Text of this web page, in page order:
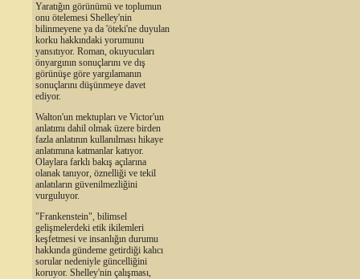
Yaratığın görünümü ve toplumun
onu ötelemesi Shelley'nin
bilinmeyene ya da 'öteki'ne duyulan
korku hakkındaki yorumunu
yansıtıyor. Roman, okuyucuları
önyargının sonuçlarını ve dış
görünüşe göre yargılamanın
sonuçlarını düşünmeye davet
ediyor.
Walton'un mektupları ve Victor'un
anlatımı dahil olmak üzere birden
fazla anlatının kullanılması hikaye
anlatımına katmanlar katıyor.
Olaylara farklı bakış açılarına
olanak tanıyor, öznelliği ve tekil
anlatıların güvenilmezliğini
vurguluyor.
"Frankenstein", bilimsel
gelişmelerdeki etik ikilemleri
keşfetmesi ve insanlığın durumu
hakkında gündeme getirdiği kalıcı
sorular nedeniyle güncelliğini
koruyor. Shelley'nin çalışması,